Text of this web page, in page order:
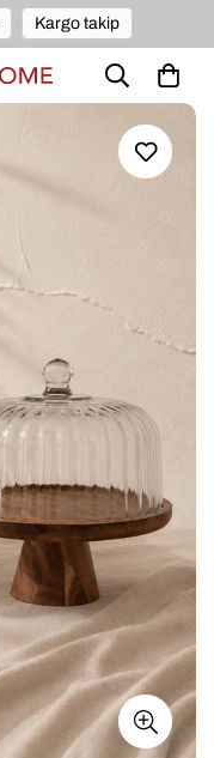
Kargo takip